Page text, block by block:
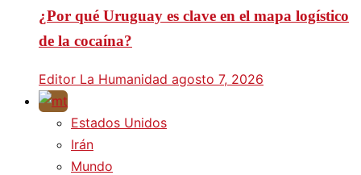
¿Por qué Uruguay es clave en el mapa logístico
de la cocaína?
Editor La Humanidad agosto 7, 2026
Estados Unidos
Irán
Mundo